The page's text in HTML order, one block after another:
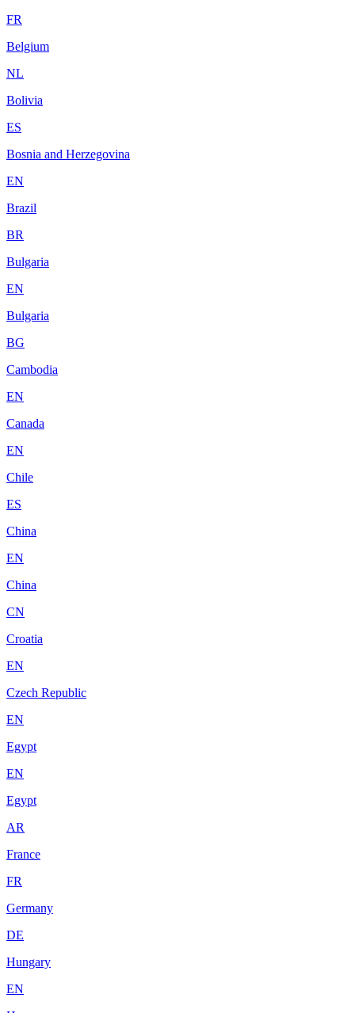
FR
Belgium
NL
Bolivia
ES
Bosnia and Herzegovina
EN
Brazil
BR
Bulgaria
EN
Bulgaria
BG
Cambodia
EN
Canada
EN
Chile
ES
China
EN
China
CN
Croatia
EN
Czech Republic
EN
Egypt
EN
Egypt
AR
France
FR
Germany
DE
Hungary
EN